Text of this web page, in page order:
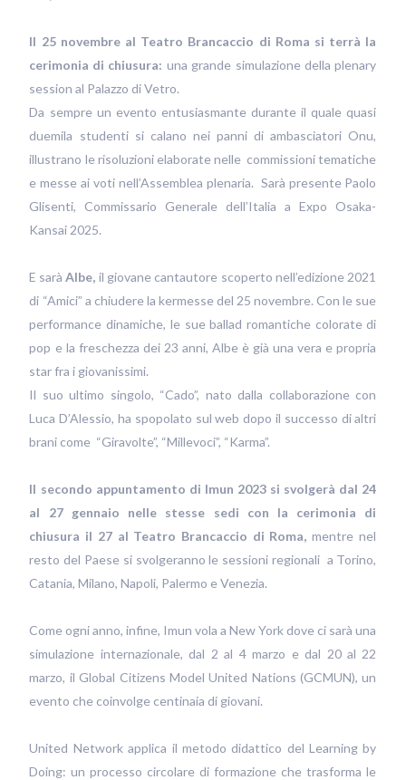
Il 25 novembre al Teatro Brancaccio di Roma si terrà la
cerimonia di chiusura: una grande simulazione della plenary
session al Palazzo di Vetro.
Da sempre un evento entusiasmante durante il quale quasi
duemila studenti si calano nei panni di ambasciatori Onu,
illustrano le risoluzioni elaborate nelle commissioni tematiche
e messe ai voti nell’Assemblea plenaria. Sarà presente Paolo
Glisenti, Commissario Generale dell’Italia a Expo Osaka-
Kansai 2025.
E sarà Albe, il giovane cantautore scoperto nell’edizione 2021
di “Amici” a chiudere la kermesse del 25 novembre. Con le sue
performance dinamiche, le sue ballad romantiche colorate di
pop e la freschezza dei 23 anni, Albe è già una vera e propria
star fra i giovanissimi.
Il suo ultimo singolo, “Cado”, nato dalla collaborazione con
Luca D’Alessio, ha spopolato sul web dopo il successo di altri
brani come “Giravolte”, “Millevoci”, “Karma”.
Il secondo appuntamento di Imun 2023 si svolgerà dal 24
al 27 gennaio nelle stesse sedi con la cerimonia di
chiusura il 27 al Teatro Brancaccio di Roma, mentre nel
resto del Paese si svolgeranno le sessioni regionali a Torino,
Catania, Milano, Napoli, Palermo e Venezia.
Come ogni anno, infine, Imun vola a New York dove ci sarà una
simulazione internazionale, dal 2 al 4 marzo e dal 20 al 22
marzo, il Global Citizens Model United Nations (GCMUN), un
evento che coinvolge centinaia di giovani.
United Network applica il metodo didattico del Learning by
Doing: un processo circolare di formazione che trasforma le